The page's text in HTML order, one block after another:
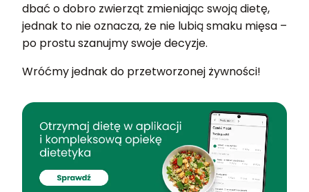
dbać o dobro zwierząt zmieniając swoją dietę,
jednak to nie oznacza, że nie lubią smaku mięsa –
po prostu szanujmy swoje decyzje.
Wróćmy jednak do przetworzonej żywności!